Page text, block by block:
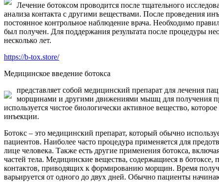
Лечение ботоксом проводится после тщательного
анализа контакта с другими веществами. После проведения
постоянное контрольное наблюдение врача. Необходимо
был получен. Для поддержания результата после процедуры
несколько лет.
https://b-tox.store/
Медицинское введение ботокса
представляет собой медицинский препарат для лечения
морщинами и другими движениями мышц для получения
используется чистое биологически активное вещество,
инъекции.
Ботокс – это медицинский препарат, который обычно
пациентов. Наиболее часто процедура применяется для
лице человека. Также есть другие применения ботокса,
частей тела. Медицинские вещества, содержащиеся в
контактов, приводящих к формированию морщин. Время
варьируется от одного до двух дней. Обычно пациенты